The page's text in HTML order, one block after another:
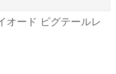
オード ピグテールレ